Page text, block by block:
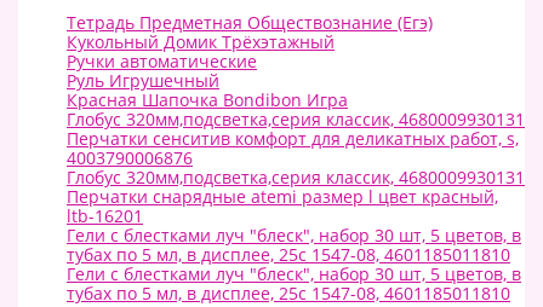
Тетрадь Предметная Обществознание (Егэ)
Кукольный Домик Трёхэтажный
Ручки автоматические
Руль Игрушечный
Красная Шапочка Bondibon Игра
Глобус 320мм,подсветка,серия классик, 4680009930131
Перчатки сенситив комфорт для деликатных работ, s,
4003790006876
Глобус 320мм,подсветка,серия классик, 4680009930131
Перчатки снарядные atemi размер l цвет красный,
ltb-16201
Гели с блестками луч "блеск", набор 30 шт, 5 цветов, в
тубах по 5 мл, в дисплее, 25с 1547-08, 4601185011810
Гели с блестками луч "блеск", набор 30 шт, 5 цветов, в
тубах по 5 мл, в дисплее, 25с 1547-08, 4601185011810